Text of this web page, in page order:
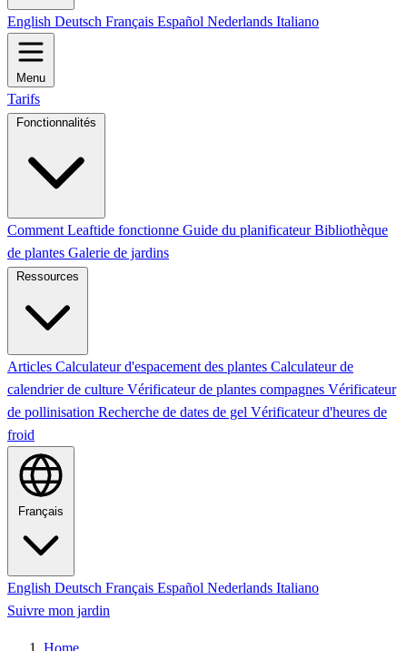
English Deutsch Français Español Nederlands Italiano
Menu
Tarifs
Fonctionnalités
Comment Leaftide fonctionne Guide du planificateurBibliothèque
de plantes Galerie de jardins
Ressources
Articles Calculateur d'espacement des plantes Calculateur de
calendrier de culture Vérificateur de plantes compagnes Vérificateur
de pollinisation Recherche de dates de gel Vérificateur d'heures de
froid
Français
English Deutsch Français Español Nederlands Italiano
Suivre mon jardin
Home